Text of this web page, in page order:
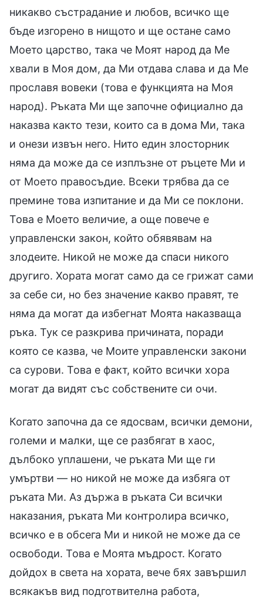
никакво състрадание и любов, всичко ще
бъде изгорено в нищото и ще остане само
Моето царство, така че Моят народ да Ме
хвали в Моя дом, да Ми отдава слава и да Ме
прославя вовеки (това е функцията на Моя
народ). Ръката Ми ще започне официално да
наказва както тези, които са в дома Ми, така
и онези извън него. Нито един злосторник
няма да може да се изплъзне от ръцете Ми и
от Моето правосъдие. Всеки трябва да се
премине това изпитание и да Ми се поклони.
Това е Моето величие, а още повече е
управленски закон, който обявявам на
злодеите. Никой не може да спаси никого
другиго. Хората могат само да се грижат сами
за себе си, но без значение какво правят, те
няма да могат да избегнат Моята наказваща
ръка. Тук се разкрива причината, поради
която се казва, че Моите управленски закони
са сурови. Това е факт, който всички хора
могат да видят със собствените си очи.
Когато започна да се ядосвам, всички демони,
големи и малки, ще се разбягат в хаос,
дълбоко уплашени, че ръката Ми ще ги
умъртви — но никой не може да избяга от
ръката Ми. Аз държа в ръката Си всички
наказания, ръката Ми контролира всичко,
всичко е в обсега Ми и никой не може да се
освободи. Това е Моята мъдрост. Когато
дойдох в света на хората, вече бях завършил
всякакъв вид подготвителна работа,